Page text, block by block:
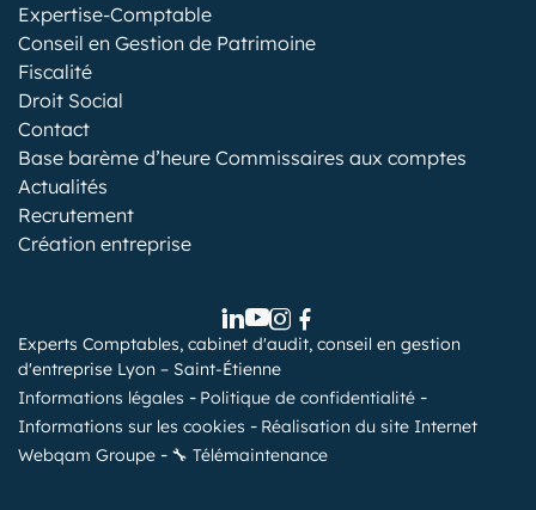
Expertise-Comptable
Conseil en Gestion de Patrimoine
Fiscalité
Droit Social
Contact
Base barème d’heure Commissaires aux comptes
Actualités
Recrutement
Création entreprise
Experts Comptables, cabinet d'audit, conseil en gestion
d'entreprise Lyon – Saint-Étienne
Informations légales
Politique de confidentialité
Informations sur les cookies
Réalisation du site Internet
Webqam Groupe
🔧 Télémaintenance